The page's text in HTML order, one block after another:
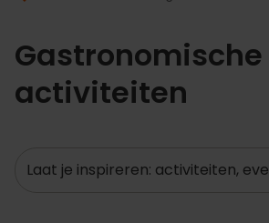
navigation
Gastronomische
activiteiten
Zoeken